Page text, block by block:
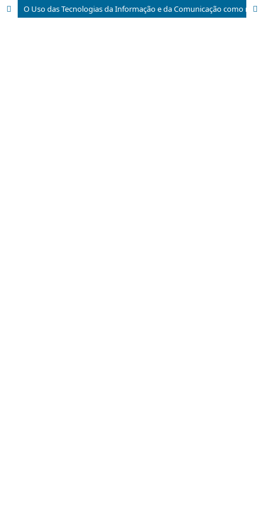
O Uso das Tecnologias da Informação e da Comunicação como recurso didático pelos professores do curso de Licenciatura em Matemática